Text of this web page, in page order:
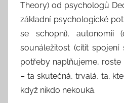
Theory) od psychologů
základní psychologické
se schopní), autonomii
sounáležitost (cítit
potřeby naplňujeme,
– ta skutečná, trvalá, ta,
když nikdo nekouká.